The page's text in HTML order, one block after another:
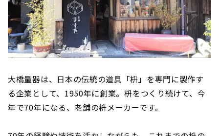
大橋量器は、日本の伝統の道具「枡」を専門に製作す
る企業として、1950年に創業。枡をつくり続けて、今
年で70年になる、老舗の枡メーカーです。